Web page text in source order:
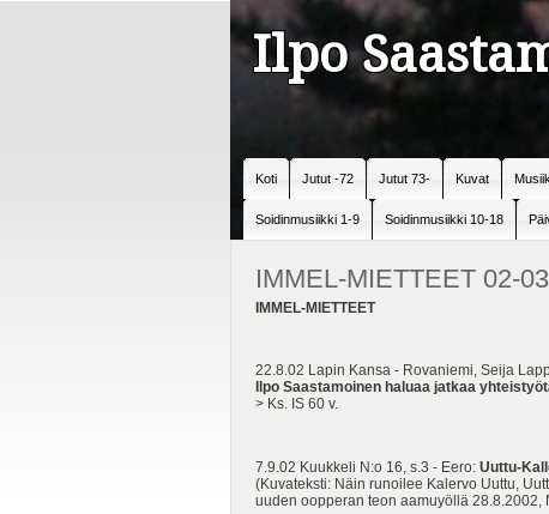
Ilpo
Koti Jutut -72 Jutut 73- Kuvat
Soidinmusiikki 1-9 Soidinmusiikki 10-18
IMMEL-MIETTEET 02-03
IMMEL-MIETTEET
22.8.02 Lapin Kansa - Rovaniemi, Seija
Ilpo Saastamoinen haluaa jatkaa
> Ks. IS 60 v.
7.9.02 Kuukkeli N:o 16, s.3 - Eero: Uuttu-
(Kuvateksti: Näin runoilee Kalervo Uuttu,
uuden oopperan teon aamuyöllä